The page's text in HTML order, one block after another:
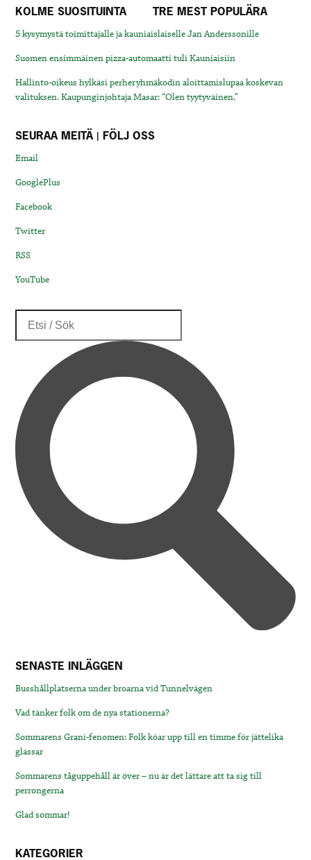
KOLME SUOSITUINTA TRE MEST POPULÄRA
5 kysymystä toimittajalle ja kauniaislaiselle Jan Anderssonille
Suomen ensimmäinen pizza-automaatti tuli Kauniaisiin
Hallinto-oikeus hylkäsi perheryhmäkodin aloittamislupaa koskevan
valituksen. Kaupunginjohtaja Masar: “Olen tyytyväinen.”
SEURAA MEITÄ | FÖLJ OSS
Email
GooglePlus
Facebook
Twitter
RSS
YouTube
SENASTE INLÄGGEN
Busshållplatserna under broarna vid Tunnelvägen
Vad tänker folk om de nya stationerna?
Sommarens Grani-fenomen: Folk köar upp till en timme för jättelika
glassar
Sommarens tåguppehåll är över – nu är det lättare att ta sig till
perrongerna
Glad sommar!
KATEGORIER